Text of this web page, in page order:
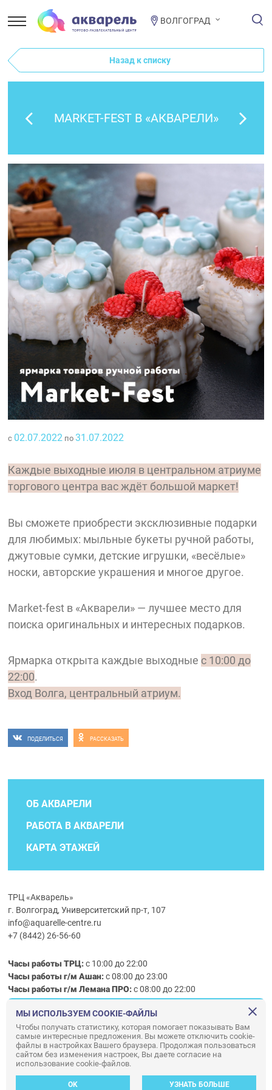
ВОЛГОГРАД
Назад к списку
MARKET-FEST В «АКВАРЕЛИ»
с 02.07.2022 по31.07.2022
Каждые выходные июля в центральном атриуме
торгового центра вас ждёт большой маркет!
Вы сможете приобрести эксклюзивные подарки
для любимых: мыльные букеты ручной работы,
джутовые сумки, детские игрушки, «весёлые»
носки, авторские украшения и многое другое.
Market-fest в «Акварели» — лучшее место для
поиска оригинальных и интересных подарков.
Ярмарка открыта каждые выходные с 10:00 до
22:00.
Вход Волга, центральный атриум.
ПОДЕЛИТЬСЯ РАССКАЗАТЬ
ОБ АКВАРЕЛИ
РАБОТА В АКВАРЕЛИ
КАРТА ЭТАЖЕЙ
ТРЦ «Акварель»
г. Волгоград, Университетский пр-т, 107
info@aquarelle-centre.ru
+7 (8442) 26-56-60
Часы работы ТРЦ:с 10:00 до 22:00
Часы работы г/м Ашан:с 08:00 до 23:00
Часы работыг/мЛемана ПРО:с 08:00 до 22:00
Правила посещения ТРЦ «Акварель»
ООО «АКВАРЕЛЬ»
© ООО «Акварель» 2010–2026. All right reserved.
Дизайн концепция сайта —
Адаптивный дизайн и программирование —34 ВЕБ
МЫ ИСПОЛЬЗУЕМ COOKIE-ФАЙЛЫ
Чтобы получать статистику, которая помогает показывать Вам
самые интересные предложения. Вы можете отключить cookie-
файлы в настройках Вашего браузера. Продолжая пользоваться
сайтом без изменения настроек, Вы даете согласие на
использование cookie-файлов.
OK УЗНАТЬ БОЛЬШЕ